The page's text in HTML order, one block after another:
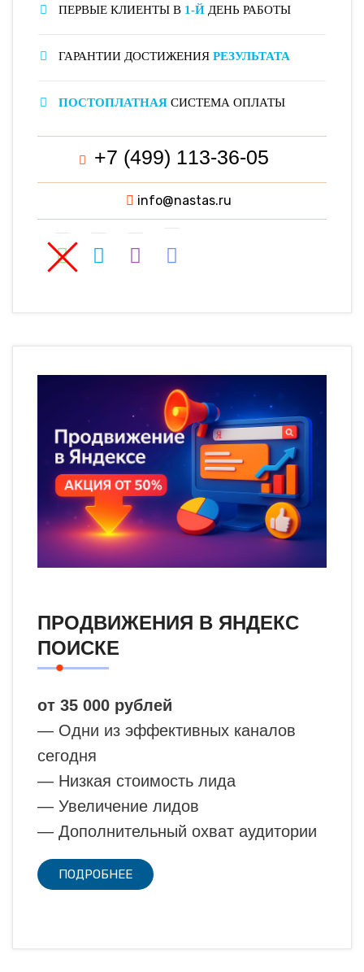
ПЕРВЫЕ КЛИЕНТЫ В 1-Й ДЕНЬ РАБОТЫ
ГАРАНТИИ ДОСТИЖЕНИЯ РЕЗУЛЬТАТА
ПОСТОПЛАТНАЯ СИСТЕМА ОПЛАТЫ
+7 (499) 113-36-05
info@nastas.ru
ПРОДВИЖЕНИЯ В ЯНДЕКС
ПОИСКЕ
от 35 000 рублей
— Одни из эффективных каналов
сегодня
— Низкая стоимость лида
— Увеличение лидов
— Дополнительный охват аудитории
ПОДРОБНЕЕ